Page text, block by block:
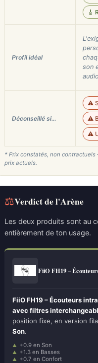
🎸
Profil idéal
son
Déconseillé si…
⚠️
⚠️
⚠️
* Prix constatés, non
prix actuels.
⚖Verdict de l'Arène
Les deux produits sont au
entièrement de ton usage.
FiiO FH19 –
FiiO FH19 – Écouteurs
avec filtres
position fixe, en version
Son.
+0.9 en Son
+1.3 en Basses
+0.7 en Confort